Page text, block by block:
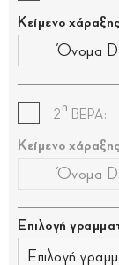
Κείμενο χάραξης
2
η
ΒΕΡΑ:
Κείμενο χάραξης
Επιλογή
Επιλογή